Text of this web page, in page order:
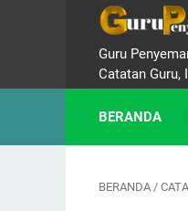
Guru
Catatan Guru,
BERANDA
BERANDA /